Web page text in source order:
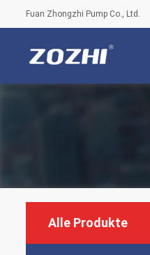
Fuan Zhongzhi Pump Co., Ltd.
Alle Produkte